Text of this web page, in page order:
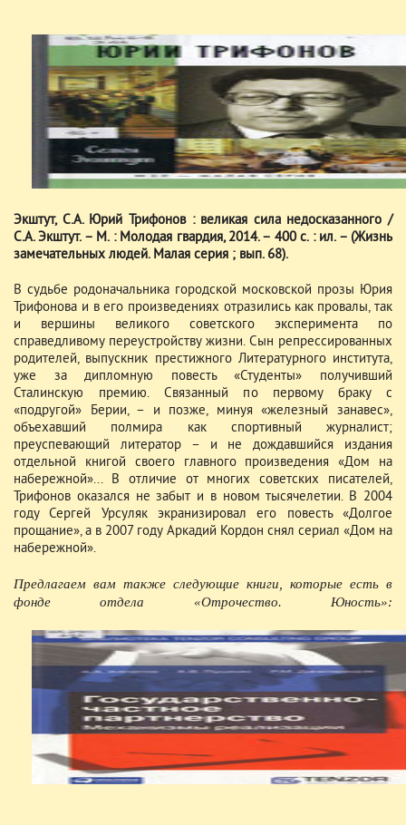
Экштут, С.А. Юрий Трифонов : великая сила недосказанного /
С.А. Экштут. – М. : Молодая гвардия, 2014. – 400 с. : ил. – (Жизнь
замечательных людей. Малая серия ; вып. 68).
В судьбе родоначальника городской московской прозы Юрия
Трифонова и в его произведениях отразились как провалы, так
и вершины великого советского эксперимента по
справедливому переустройству жизни. Сын репрессированных
родителей, выпускник престижного Литературного института,
уже за дипломную повесть «Студенты» получивший
Сталинскую премию. Связанный по первому браку с
«подругой» Берии, – и позже, минуя «железный занавес»,
объехавший полмира как спортивный журналист;
преуспевающий литератор – и не дождавшийся издания
отдельной книгой своего главного произведения «Дом на
набережной»... В отличие от многих советских писателей,
Трифонов оказался не забыт и в новом тысячелетии. В 2004
году Сергей Урсуляк экранизировал его повесть «Долгое
прощание», а в 2007 году Аркадий Кордон снял сериал «Дом на
набережной».
Предлагаем вам также следующие книги, которые есть в
фонде отдела «Отрочество. Юность»: